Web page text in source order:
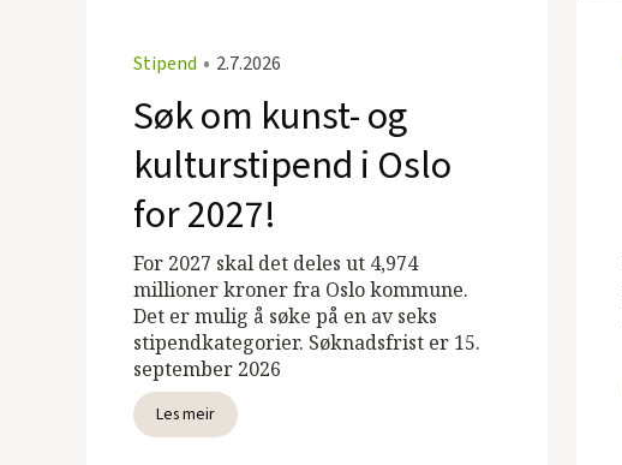
Stipend • 2.7.2026
Søk om kunst- og
kulturstipend i Oslo
for 2027!
For 2027 skal det deles ut 4,974
millioner kroner fra Oslo kommune.
Det er mulig å søke på en av seks
stipendkategorier. Søknadsfrist er 15.
september 2026
Les meir